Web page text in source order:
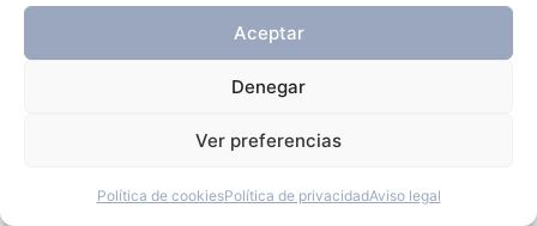
Aceptar
Denegar
Ver preferencias
Política de cookiesPolítica de privacidadAviso legal
¿Qué es la dishidrosis y cómo